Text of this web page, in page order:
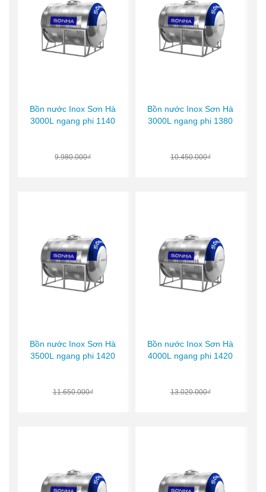
Bồn nước Inox Sơn Hà
3000L ngang phi 1140
9.980.000₫
Bồn nước Inox Sơn Hà
3000L ngang phi 1380
10.450.000₫
Bồn nước Inox Sơn Hà
3500L ngang phi 1420
11.650.000₫
Bồn nước Inox Sơn Hà
4000L ngang phi 1420
13.020.000₫